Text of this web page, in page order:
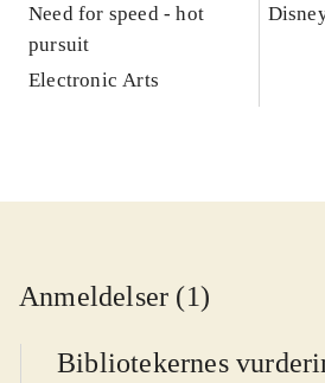
Need for speed - hot
pursuit
Electronic Arts
Anmeldelser (1)
Bibliotekernes